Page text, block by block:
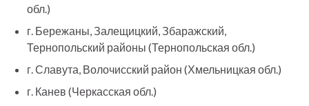
обл.)
г. Бережаны, Залещицкий, Збаражский,
Тернопольский районы (Тернопольская обл.)
г. Славута, Волочисский район (Хмельницкая обл.)
г. Канев (Черкасская обл.)